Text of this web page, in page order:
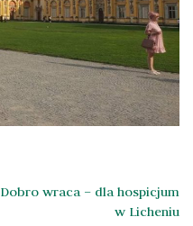
Dobro wraca – dla hospicjum
w Licheniu